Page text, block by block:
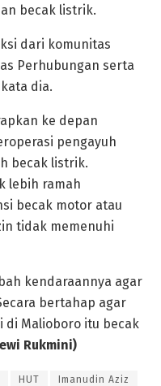
becak listrik.
dari komunitas
Perhubungan serta
dia.
ke depan
pengayuh
becak listrik.
lebih ramah
becak motor atau
tidak memenuhi
kendaraannya agar
bertahap agar
di Malioboro itu becak
Rukmini)
HUT Imanudin Aziz